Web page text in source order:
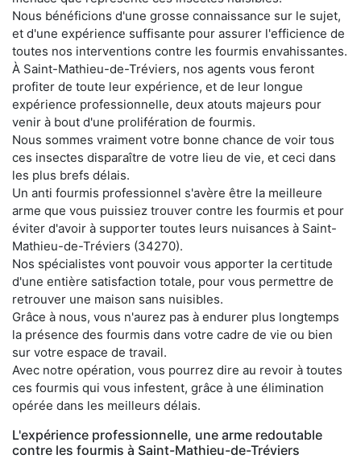
Nous bénéficions d'une grosse connaissance sur le sujet,
et d'une expérience suffisante pour assurer l'efficience de
toutes nos interventions contre les fourmis envahissantes.
À Saint-Mathieu-de-Tréviers, nos agents vous feront
profiter de toute leur expérience, et de leur longue
expérience professionnelle, deux atouts majeurs pour
venir à bout d'une prolifération de fourmis.
Nous sommes vraiment votre bonne chance de voir tous
ces insectes disparaître de votre lieu de vie, et ceci dans
les plus brefs délais.
Un anti fourmis professionnel s'avère être la meilleure
arme que vous puissiez trouver contre les fourmis et pour
éviter d'avoir à supporter toutes leurs nuisances à Saint-
Mathieu-de-Tréviers (34270).
Nos spécialistes vont pouvoir vous apporter la certitude
d'une entière satisfaction totale, pour vous permettre de
retrouver une maison sans nuisibles.
Grâce à nous, vous n'aurez pas à endurer plus longtemps
la présence des fourmis dans votre cadre de vie ou bien
sur votre espace de travail.
Avec notre opération, vous pourrez dire au revoir à toutes
ces fourmis qui vous infestent, grâce à une élimination
opérée dans les meilleurs délais.
L'expérience professionnelle, une arme redoutable
contre les fourmis à Saint-Mathieu-de-Tréviers